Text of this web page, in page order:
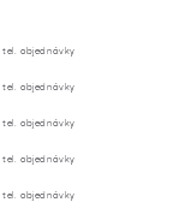
tel. objednávky
tel. objednávky
tel. objednávky
tel. objednávky
tel. objednávky